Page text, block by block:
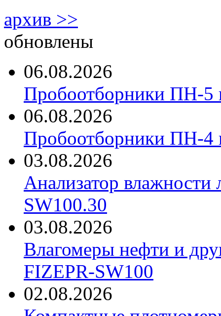
архив >>
обновлены
06.08.2026
Пробоотборники ПН-
06.08.2026
Пробоотборники ПН-
03.08.2026
Анализатор
SW100.30
03.08.2026
Влагомеры нефти и
FIZEPR-SW100
02.08.2026